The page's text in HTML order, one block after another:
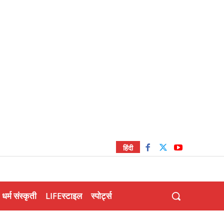
हिंदी
धर्म संस्कृती LIFEस्टाइल स्पोर्ट्स